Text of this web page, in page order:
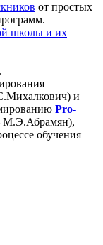
от простых
школы и их
.
и
Pro­
М.Э.Абрамян),
обучения